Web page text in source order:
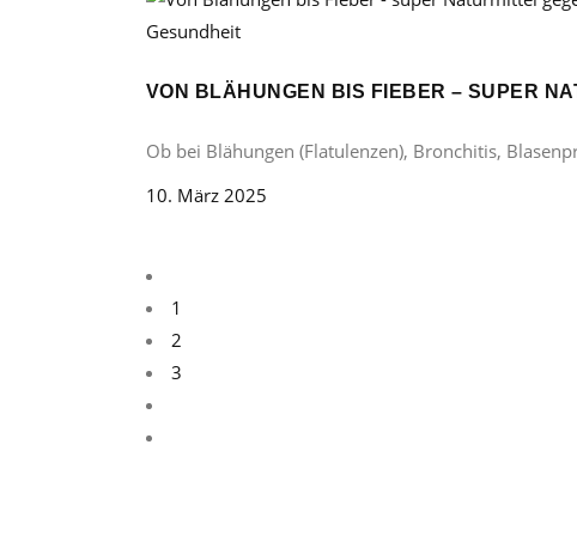
Gesundheit
VON BLÄHUNGEN BIS FIEBER – SUPER
Ob bei Blähungen (Flatulenzen), Bronchitis,
10. März 2025
1
2
3